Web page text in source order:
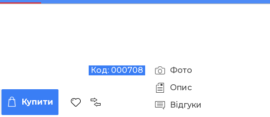
Фото
Опис
Відгуки
Код: 000708
Купити